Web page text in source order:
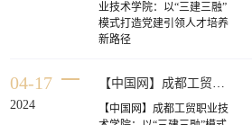
章”“四川省技术能手”等荣誉
称号。（2）注重党员思想引
领。聚焦思政工作提质增
众的思想引领作用，开
业技术学院：以“三建三融”
模式打造党建引领人才培养
新路径
04-17
2024
【中国网】成都工贸职业技术学院：以“三建三融”模式打造党建引领人才培养新路径
【中国网】成都工贸职业技